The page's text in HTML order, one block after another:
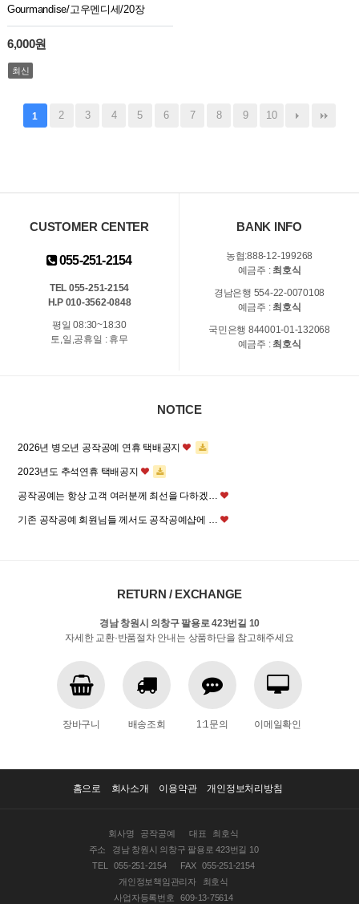
Gourmandise/고우멘디세/20장
6,000원
최신
1 2 3 4 5 6 7 8 9 10
CUSTOMER CENTER
055-251-2154
TEL 055-251-2154
H.P 010-3562-0848
평일 08:30~18:30
토,일,공휴일 : 휴무
BANK INFO
농협:888-12-199268
예금주 : 최호식
경남은행 554-22-0070108
예금주 : 최호식
국민은행 844001-01-132068
예금주 : 최호식
NOTICE
2026년 병오년 공작공예 연휴 택배공지
2023년도 추석연휴 택배공지
공작공예는 항상 고객 여러분께 최선을 다하겠…
기존 공작공예 회원님들 께서도 공작공예샵에 …
RETURN / EXCHANGE
경남 창원시 의창구 팔용로 423번길 10
자세한 교환·반품절차 안내는 상품하단을 참고해주세요
장바구니 배송조회 1:1문의 이메일확인
홈으로 회사소개 이용약관 개인정보처리방침
회사명 공작공예 대표
최호식
주소
경남 창원시 의창구 팔용로 423번길 10
TEL
055-251-2154 FAX
055-251-2154
개인정보책임관리자
최호식
사업자등록번호
609-13-75614